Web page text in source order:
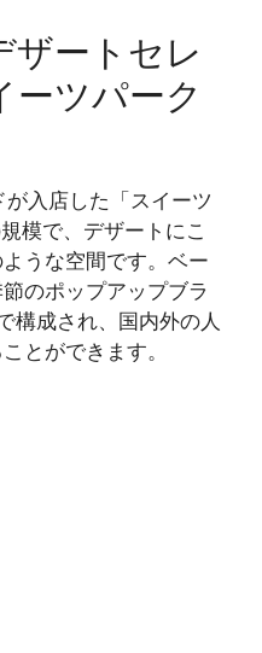
ザートセレ
ーツパーク
が入店した「スイーツ
規模で、デザートにこ
うな空間です。ベー
のポップアップブラ
構成され、国内外の人
とができます。